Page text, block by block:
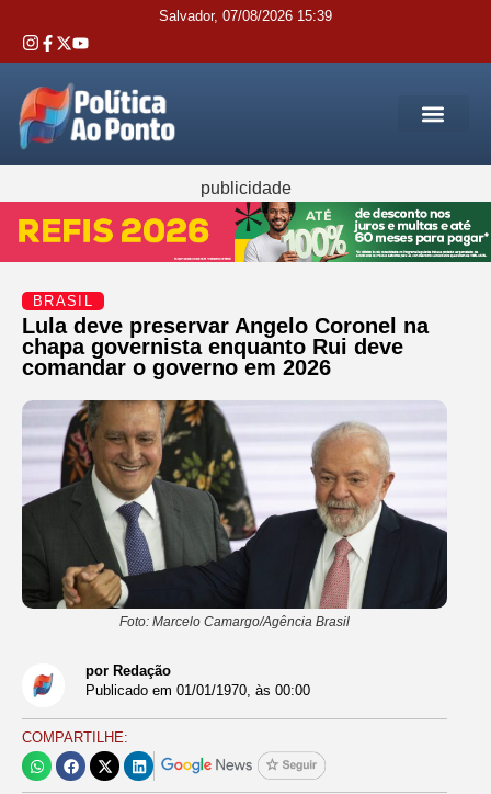
Salvador, 07/08/2026 15:39
publicidade
BRASIL
Lula deve preservar Angelo Coronel na
chapa governista enquanto Rui deve
comandar o governo em 2026
Foto: Marcelo Camargo/Agência Brasil
por Redação
Publicado em 01/01/1970, às 00:00
COMPARTILHE: